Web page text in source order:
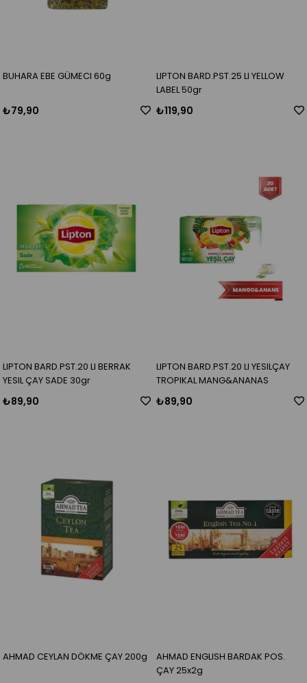
BUHARA EBE GÜMECI 60g
₺79,90
LIPTON BARD.PST.25 LI YELLOW
LABEL 50gr
₺119,90
LIPTON BARD.PST.20 LI BERRAK
YESIL ÇAY SADE 30gr
₺89,90
LIPTON BARD.PST.20 LI YESILÇAY
TROPIKAL MANG&ANANAS
₺89,90
AHMAD CEYLAN DÖKME ÇAY 200g
AHMAD ENGLISH BARDAK POS.
ÇAY 25x2g